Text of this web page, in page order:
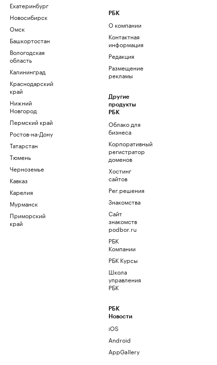
Екатеринбург
Новосибирск
Омск
Башкортостан
Вологодская
область
Калининград
Краснодарский
край
Нижний
Новгород
Пермский край
Ростов-на-Дону
Татарстан
Тюмень
Черноземье
Кавказ
Карелия
Мурманск
Приморский
край
РБК
О компании
Контактная
информация
Редакция
Размещение
рекламы
Другие
продукты
РБК
Облако для
бизнеса
Корпоративный
регистратор
доменов
Хостинг
сайтов
Рег.решения
Знакомства
Сайт
знакомств
podbor.ru
РБК
Компании
РБК Курсы
Школа
управления
РБК
РБК
Новости
iOS
Android
AppGallery